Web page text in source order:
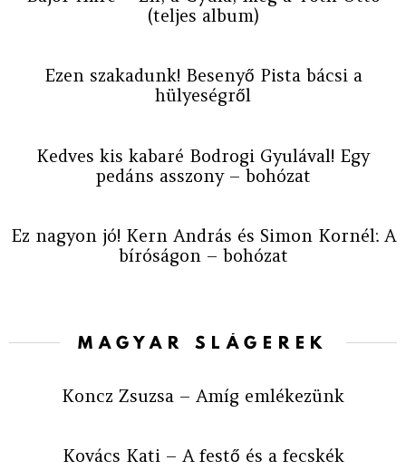
(teljes album)
Ezen szakadunk! Besenyő Pista bácsi a
hülyeségről
Kedves kis kabaré Bodrogi Gyulával! Egy
pedáns asszony – bohózat
Ez nagyon jó! Kern András és Simon Kornél: A
bíróságon – bohózat
MAGYAR SLÁGEREK
Koncz Zsuzsa – Amíg emlékezünk
Kovács Kati – A festő és a fecskék